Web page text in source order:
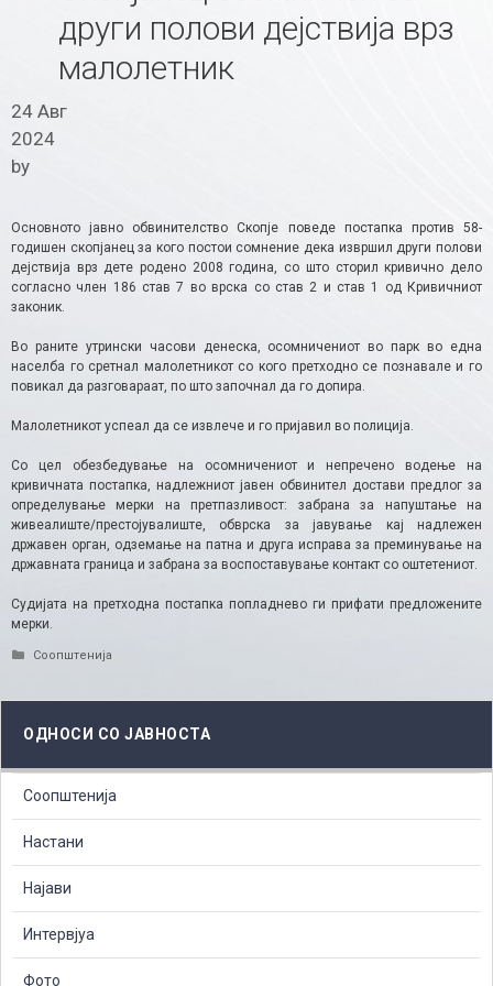
други полови дејствија врз
малолетник
24 Авг
2024
by
Основното јавно обвинителство Скопје поведе постапка против 58-
годишен скопјанец за кого постои сомнение дека извршил други полови
дејствија врз дете родено 2008 година, со што сторил кривично дело
согласно член 186 став 7 во врска со став 2 и став 1 од Кривичниот
законик.
Во раните утрински часови денеска, осомничениот во парк во една
населба го сретнал малолетникот со кого претходно се познавале и го
повикал да разговараат, по што започнал да го допира.
Малолетникот успеал да се извлече и го пријавил во полиција.
Со цел обезбедување на осомничениот и непречено водење на
кривичната постапка, надлежниот јавен обвинител достави предлог за
определување мерки на претпазливост: забрана за напуштање на
живеалиште/престојувалиште, обврска за јавување кај надлежен
државен орган, одземање на патна и друга исправа за преминувањe на
државната граница и забрана за воспоставување контакт со оштетениот.
Судијата на претходна постапка попладнево ги прифати предложените
мерки.
Categories
Соопштенија
ОДНОСИ СО ЈАВНОСТА
Соопштенија
Настани
Најави
Интервјуа
Фото